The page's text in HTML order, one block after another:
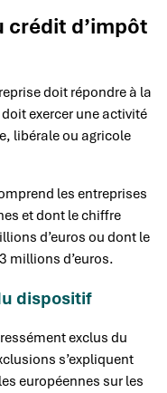
crédit d’impôt
doit répondre à la
exercer une activité
libérale ou agricole
les entreprises
et dont le chiffre
d’euros ou dont le
millions d’euros.
dispositif
exclus du
s’expliquent
européennes sur les